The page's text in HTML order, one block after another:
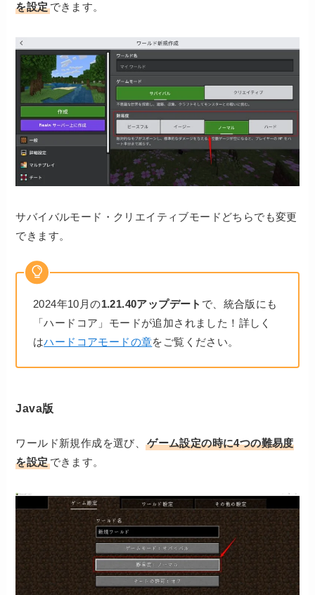
を設定できます。
サバイバルモード・クリエイティブモードどちらでも変更
できます。
2024年10月の1.21.40アップデート で、統合版にも
「ハードコア」モードが追加されました！詳しく
はハードコアモードの章をご覧ください。
Java版
ワールド新規作成を選び、ゲーム設定の時に4つの難易度
を設定できます。